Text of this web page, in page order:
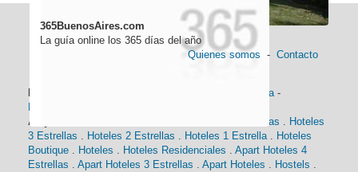
365BuenosAires.com
La guía online los 365 días del año
Quienes somos - Contacto
Historia-
Alojamiento:
Hoteles 4 Estrellas . Hoteles
3 Estrellas . Hoteles 2 Estrellas . Hoteles 1 Estrella. Hoteles
Boutique . Hoteles . Hoteles Residenciales . Apart Hoteles 4
Estrellas . Apart Hoteles 3 Estrellas . Apart Hoteles . Hostels .